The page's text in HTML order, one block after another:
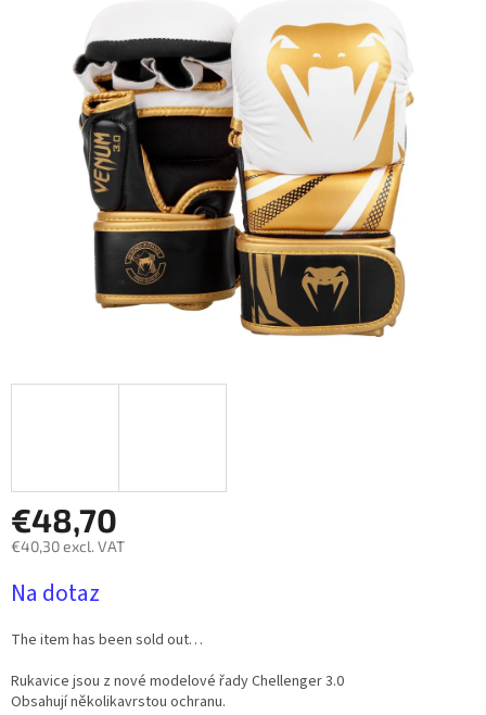
0,0
out
of
5
€48,70
€40,30 excl. VAT
price:
Na dotaz
The item has been sold out…
Rukavice jsou z nové modelové řady Chellenger 3.0
Obsahují několikavrstou ochranu.